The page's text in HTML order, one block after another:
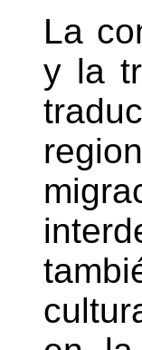
La
y la